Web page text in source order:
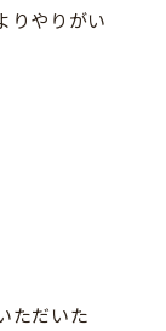
りやりがい
ただいた